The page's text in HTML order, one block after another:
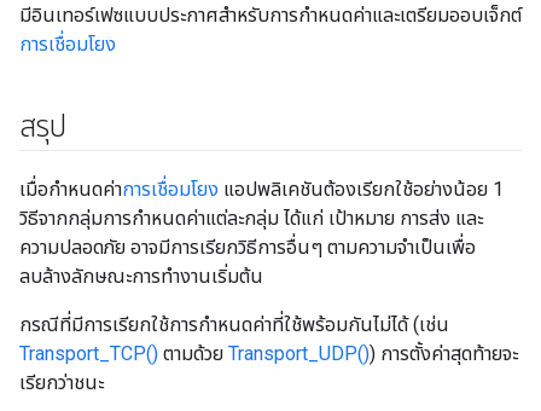
มีอินเทอร์เฟซแบบประกาศสำหรับการกำหนดค่าและเตรียมออบเจ็กต์
การเชื่อมโยง
สรุป
เมื่อกำหนดค่าการเชื่อมโยง แอปพลิเคชันต้องเรียกใช้อย่างน้อย 1
วิธีจากกลุ่มการกำหนดค่าแต่ละกลุ่ม ได้แก่ เป้าหมาย การส่ง และ
ความปลอดภัย อาจมีการเรียกวิธีการอื่นๆ ตามความจำเป็นเพื่อ
ลบล้างลักษณะการทำงานเริ่มต้น
กรณีที่มีการเรียกใช้การกำหนดค่าที่ใช้พร้อมกันไม่ได้ (เช่น
Transport_TCP() ตามด้วย Transport_UDP()) การตั้งค่าสุดท้ายจะ
เรียกว่าชนะ